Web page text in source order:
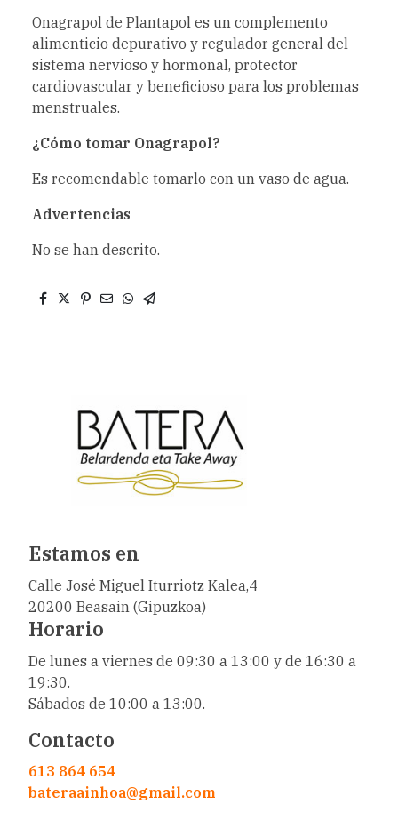
Onagrapol de Plantapol es un complemento
alimenticio depurativo y regulador general del
sistema nervioso y hormonal, protector
cardiovascular y beneficioso para los problemas
menstruales.
¿Cómo tomar Onagrapol?
Es recomendable tomarlo con un vaso de agua.
Advertencias
No se han descrito.
Estamos en
Calle José Miguel Iturriotz Kalea,4
20200 Beasain (Gipuzkoa)
Horario
De lunes a viernes de 09:30 a 13:00 y de 16:30 a
19:30.
Sábados de 10:00 a 13:00.
Contacto
613 864 654
bateraainhoa@gmail.com